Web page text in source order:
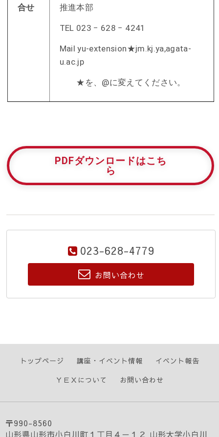
合せ
推進本部
TEL 023 − 628 − 4241
Mail yu-extension★jm.kj.ya,agata-
u.ac.jp
★を、@に変えてください。
PDFダウンロードはこち
ら
023-628-4779
お問い合わせ
トップページ 講座・イベント情報
イベント報告
ＹＥＸについて
お問い合わせ
〒990-8560
山形県山形市小白川町１丁目４－１２ 山形大学小白川